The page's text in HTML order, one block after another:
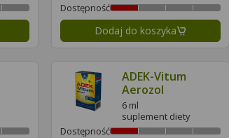
Dostępność
Dodaj do koszyka
ADEK-Vitum
Aerozol
6 ml
suplement diety
Dostępność